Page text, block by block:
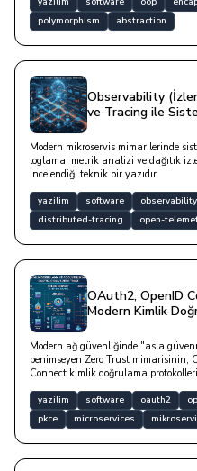
anlatımın ötesine taşınmaktadır.
polymorphism
abstraction
Observability
ve Tracing ile
Modern mikroservis mimarilerinde
loglama, metrik analizi ve dağıtık
incelendiği teknik bir yazıdır.
yazilim software observability
distributed-tracing
open-
OAuth2, OpenID
Modern Kimlik
Modern ağ güvenliğinde "asla
benimseyen Zero Trust
Connect kimlik doğrulama
yazilim software oauth2
pkce
microservices